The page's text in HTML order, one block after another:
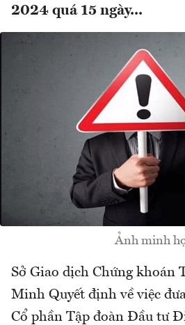
2024 quá 15 ngày...
Ảnh minh
Sở Giao dịch Chứng khoán
Minh Quyết định về việc
Cổ phần Tập đoàn Đầu tư